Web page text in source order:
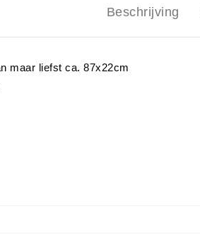
Beschrijving
maar liefst ca. 87x22cm